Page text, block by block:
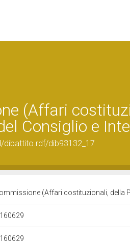
(Affari
Consiglio e
dib93132_17
(Affari costituzionali, della